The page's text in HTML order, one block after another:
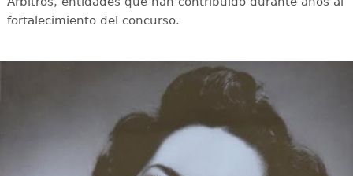
fortalecimiento del concurso.